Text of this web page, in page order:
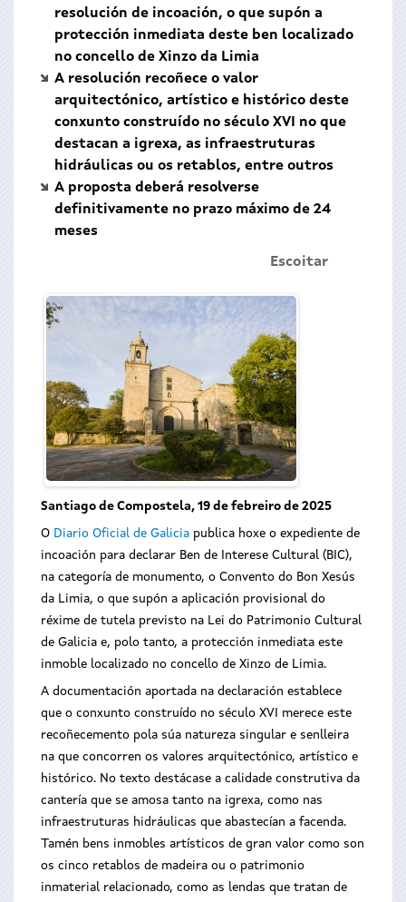
resolución de incoación, o que supón a
protección inmediata deste ben localizado
no concello de Xinzo da Limia
A resolución recoñece o valor
arquitectónico, artístico e histórico deste
conxunto construído no século XVI no que
destacan a igrexa, as infraestruturas
hidráulicas ou os retablos, entre outros
A proposta deberá resolverse
definitivamente no prazo máximo de 24
meses
Escoitar
Santiago de Compostela, 19 de febreiro de 2025
O Diario Oficial de Galicia publica hoxe o expediente de
incoación para declarar Ben de Interese Cultural (BIC),
na categoría de monumento, o Convento do Bon Xesús
da Limia, o que supón a aplicación provisional do
réxime de tutela previsto na Lei do Patrimonio Cultural
de Galicia e, polo tanto, a protección inmediata este
inmoble localizado no concello de Xinzo de Limia.
A documentación aportada na declaración establece
que o conxunto construído no século XVI merece este
recoñecemento pola súa natureza singular e senlleira
na que concorren os valores arquitectónico, artístico e
histórico. No texto destácase a calidade construtiva da
cantería que se amosa tanto na igrexa, como nas
infraestruturas hidráulicas que abastecían a facenda.
Tamén bens inmobles artísticos de gran valor como son
os cinco retablos de madeira ou o patrimonio
inmaterial relacionado, como as lendas que tratan de